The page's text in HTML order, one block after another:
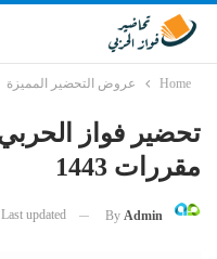
Home عروض التحضير المميزة
مقررات 1443
By Admin
Last updated